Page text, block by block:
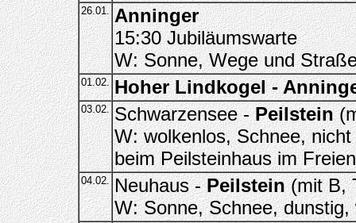
26.01. Anninger
15:30 Jubiläumswarte
W: Sonne, Wege und
01.02. Hoher Lindkogel -
03.02. Schwarzensee -Peilstein
W: wolkenlos, Schnee,
beim Peilsteinhaus im
04.02. Neuhaus -Peilstein(mit B,
W: Sonne, Schnee, dunstig,